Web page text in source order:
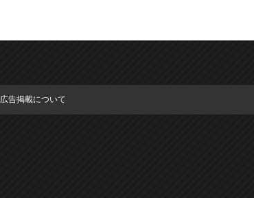
広告掲載について